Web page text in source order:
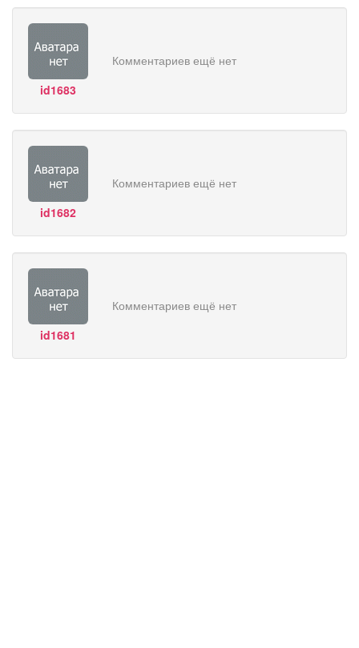
id1683
Комментариев ещё нет
id1682
Комментариев ещё нет
id1681
Комментариев ещё нет